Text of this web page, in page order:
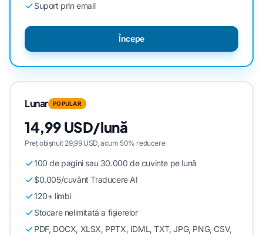
Suport prin email
Începe
Lunar POPULAR
14,99 USD/lună
Preț obișnuit 29,99 USD, acum 50% reducere
100 de pagini sau 30.000 de cuvinte pe lună
$0.005/cuvânt Traducere AI
120+ limbi
Stocare nelimitată a fișierelor
PDF, DOCX, XLSX, PPTX, IDML, TXT, JPG, PNG, CSV,